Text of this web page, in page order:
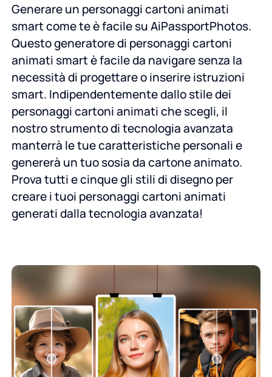
Generare un personaggi cartoni animati
smart come te è facile su AiPassportPhotos.
Questo generatore di personaggi cartoni
animati smart è facile da navigare senza la
necessità di progettare o inserire istruzioni
smart. Indipendentemente dallo stile dei
personaggi cartoni animati che scegli, il
nostro strumento di tecnologia avanzata
manterrà le tue caratteristiche personali e
genererà un tuo sosia da cartone animato.
Prova tutti e cinque gli stili di disegno per
creare i tuoi personaggi cartoni animati
generati dalla tecnologia avanzata!